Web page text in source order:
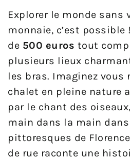
Explorer le monde sans
monnaie, c’est possible
de 500 euros tout
plusieurs lieux
les bras. Imaginez vous
chalet en pleine nature
par le chant des
main dans la main
pittoresques de
de rue raconte une